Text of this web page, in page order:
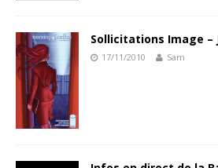
Sollicitations Image –
17/11/2010 Sam